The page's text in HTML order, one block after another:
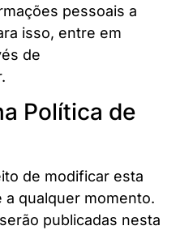
pessoais a
isso, entre em
de
Política de
de modificar esta
a qualquer momento.
publicadas nesta